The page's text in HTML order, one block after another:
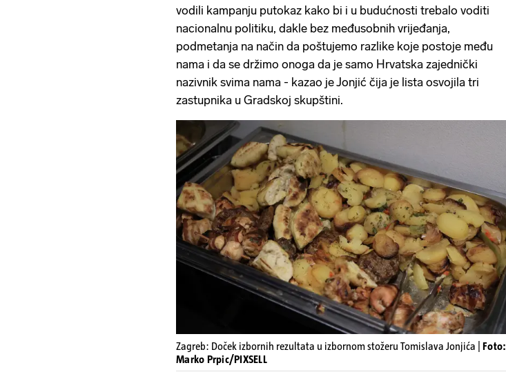
vodili kampanju putokaz kako bi i u budućnosti trebalo voditi
nacionalnu politiku, dakle bez međusobnih vrijeđanja,
podmetanja na način da poštujemo razlike koje postoje među
nama i da se držimo onoga da je samo Hrvatska zajednički
nazivnik svima nama - kazao je Jonjić čija je lista osvojila tri
zastupnika u Gradskoj skupštini.
Zagreb: Doček izbornih rezultata u izbornom stožeru Tomislava Jonjića | Foto:
Marko Prpic/PIXSELL